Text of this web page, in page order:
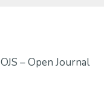
OJS – Open Journal